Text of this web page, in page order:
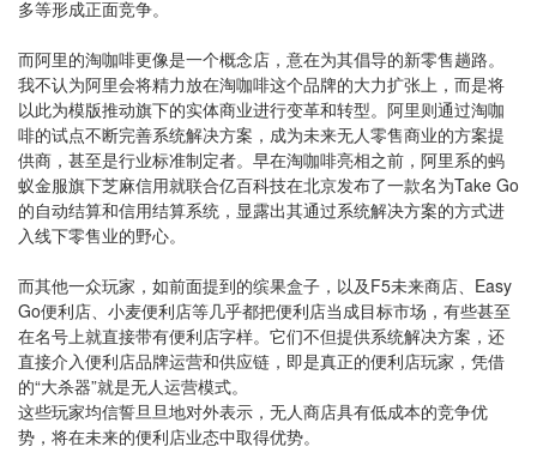
多等形成正面竞争。
而阿里的淘咖啡更像是一个概念店，意在为其倡导的新零售趟路。
我不认为阿里会将精力放在淘咖啡这个品牌的大力扩张上，而是将
以此为模版推动旗下的实体商业进行变革和转型。阿里则通过淘咖
啡的试点不断完善系统解决方案，成为未来无人零售商业的方案提
供商，甚至是行业标准制定者。早在淘咖啡亮相之前，阿里系的蚂
蚁金服旗下芝麻信用就联合亿百科技在北京发布了一款名为Take Go
的自动结算和信用结算系统，显露出其通过系统解决方案的方式进
入线下零售业的野心。
而其他一众玩家，如前面提到的缤果盒子，以及F5未来商店、Easy
Go便利店、小麦便利店等几乎都把便利店当成目标市场，有些甚至
在名号上就直接带有便利店字样。它们不但提供系统解决方案，还
直接介入便利店品牌运营和供应链，即是真正的便利店玩家，凭借
的“大杀器”就是无人运营模式。
这些玩家均信誓旦旦地对外表示，无人商店具有低成本的竞争优
势，将在未来的便利店业态中取得优势。